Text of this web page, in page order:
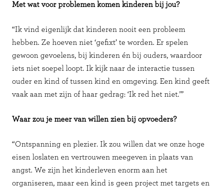
Met wat voor problemen komen kinderen bij jou?
“Ik vind eigenlijk dat kinderen nooit een probleem
hebben. Ze hoeven niet ‘gefixt’ te worden. Er spelen
gewoon gevoelens, bij kinderen én bij ouders, waardoor
iets niet soepel loopt. Ik kijk naar de interactie tussen
ouder en kind of tussen kind en omgeving. Een kind geeft
vaak aan met zijn of haar gedrag: ‘Ik red het niet.’”
Waar zou je meer van willen zien bij opvoeders?
“Ontspanning en plezier. Ik zou willen dat we onze hoge
eisen loslaten en vertrouwen meegeven in plaats van
angst. We zijn het kinderleven enorm aan het
organiseren, maar een kind is geen project met targets en